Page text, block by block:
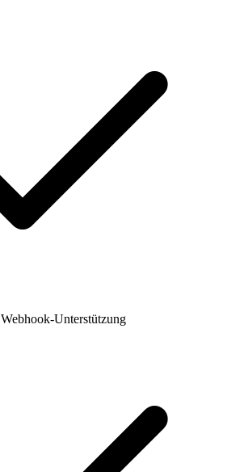
Unterstützung